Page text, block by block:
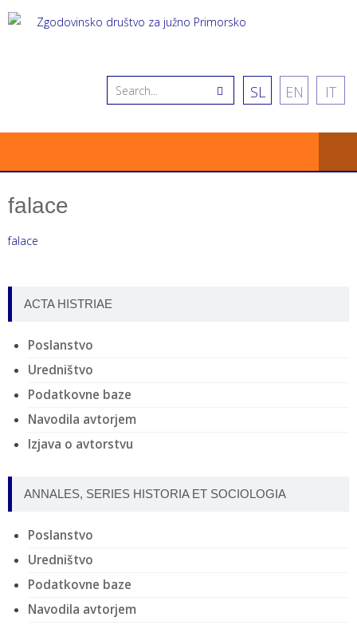
SL EN IT
falace
falace
ACTA HISTRIAE
Poslanstvo
Uredništvo
Podatkovne baze
Navodila avtorjem
Izjava o avtorstvu
ANNALES, SERIES HISTORIA ET SOCIOLOGIA
Poslanstvo
Uredništvo
Podatkovne baze
Navodila avtorjem